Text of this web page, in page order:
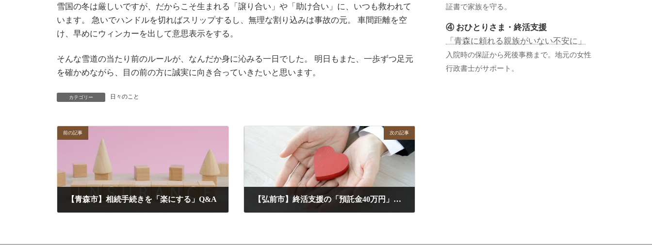
雪国の冬は厳しいですが、だからこそ生まれる「譲り合い」や「助け合い」に、いつも救われて
います。 急いでハンドルを切ればスリップするし、無理な割り込みは事故の元。 車間距離を空
け、早めにウィンカーを出して意思表示をする。
そんな雪道の当たり前のルールが、なんだか身に沁みる一日でした。 明日もまた、一歩ずつ足元
を確かめながら、目の前の方に誠実に向き合っていきたいと思います。
カテゴリー 日々のこと
前の記事
【青森市】相続手続きを「楽にする」Q&A
次の記事
【弘前市】終活支援の「預託金40万円」は高いか安いか？社協と行政書士、それぞれの強みと活かし方
証書で家族を守る。
④ おひとりさま・終活支援
「青森に頼れる親族がいない不安に」
入院時の保証から死後事務まで。地元の女性
行政書士がサポート。